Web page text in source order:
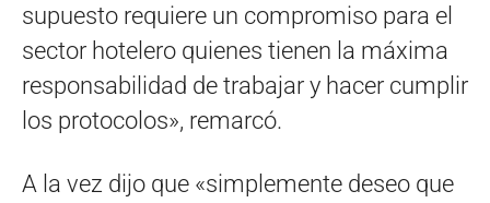
supuesto requiere un compromiso para el
sector hotelero quienes tienen la máxima
responsabilidad de trabajar y hacer cumplir
los protocolos», remarcó.
A la vez dijo que «simplemente deseo que